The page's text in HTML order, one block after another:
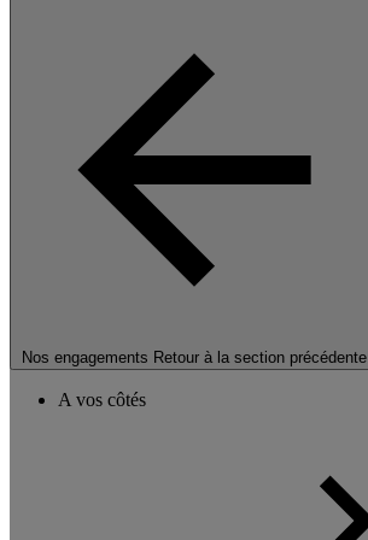
Nos engagements Retour à la section précédente
A vos côtés